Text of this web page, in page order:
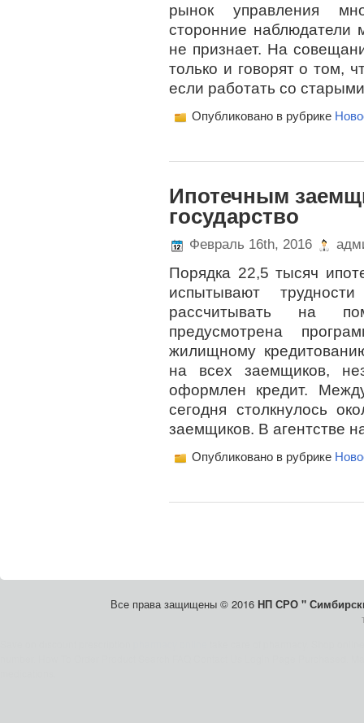
рынок управления
сторонние наблюдатели
не признает. На
только и говорят о том,
если работать со
Опубликовано в рубрике
Ипотечным
государство
Февраль 16th, 2016
Порядка 22,5 тысяч
испытывают
рассчитывать на
предусмотрена
жилищному
на всех заемщиков,
оформлен кредит.
сегодня столкнулось
заемщиков. В агентстве
Опубликовано в рубрике
Все права защищены © 2016 НП СРО "